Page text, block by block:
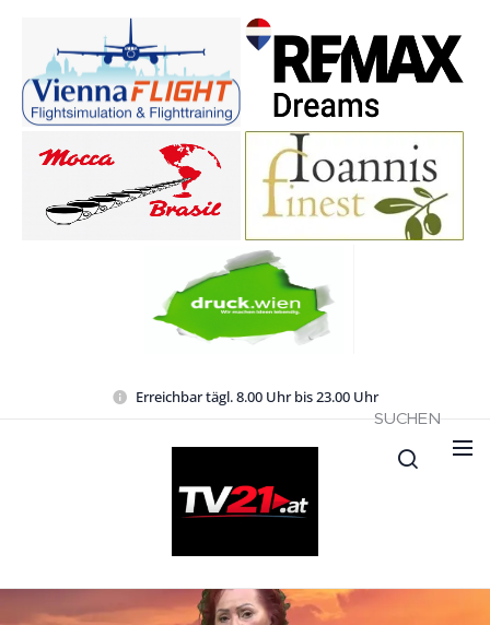
Erreichbar tägl. 8.00 Uhr bis 23.00 Uhr
SUCHEN